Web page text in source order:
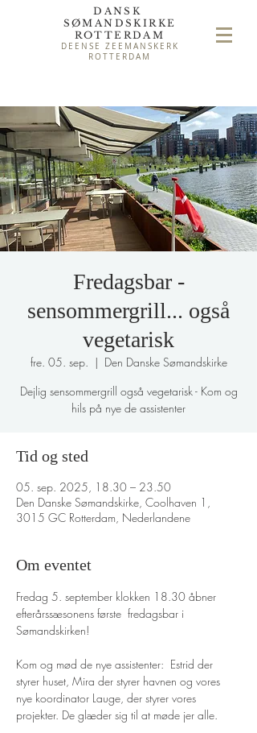
DANSK
SØMAND SKIRKE
ROTTERDAM
DEENSE ZEEMANSKERK
ROTTERDAM
Fredagsbar -
sensommergrill... også
vegetarisk
fre. 05. sep.
  |
Den Danske Sømandskirke
Dejlig sensommergrill også vegetarisk - Kom og
hils på nye de assistenter
Tid og sted
05. sep. 2025, 18.30 – 23.50
Den Danske Sømandskirke, Coolhaven 1,
3015 GC Rotterdam, Nederlandene
Om eventet
Fredag 5. september klokken 18.30 åbner
efterårssæsonens første  fredagsbar i
Sømandskirken!
Kom og mød de nye assistenter:  Estrid der
styrer huset, Mira der styrer havnen og vores
nye koordinator Lauge, der styrer vores
projekter. De glæder sig til at møde jer alle.